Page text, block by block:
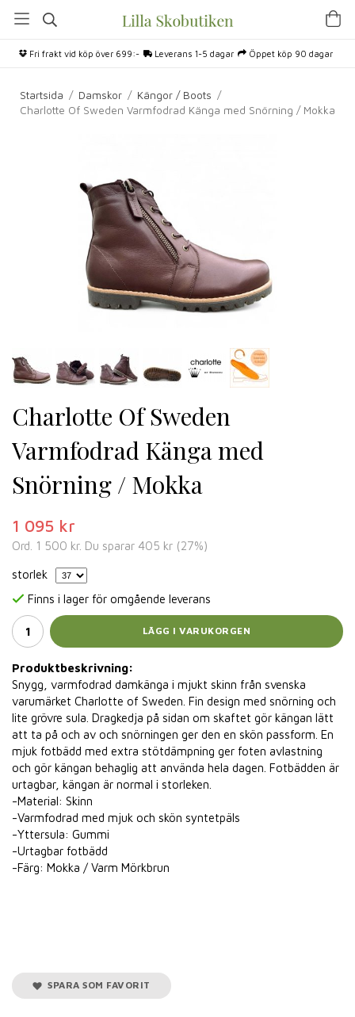
Fri frakt vid köp över 699:- Leverans 1-5 dagar Öppet köp 90 dagar
Startsida / Damskor / Kängor / Boots /
Charlotte Of Sweden Varmfodrad Känga med Snörning / Mokka
Charlotte Of Sweden
Varmfodrad Känga med
Snörning / Mokka
1 095 kr
Ord. 1 500 kr. Du sparar 405 kr (27%)
storlek
Finns i lager för omgående leverans
LÄGG I VARUKORGEN
Produktbeskrivning:
Snygg, varmfodrad damkänga i mjukt skinn från svenska
varumärket Charlotte of Sweden. Fin design med snörning och
lite grövre sula. Dragkedja på sidan om skaftet gör kängan lätt
att ta på och av och snörningen ger den en skön passform. En
mjuk fotbädd med extra stötdämpning ger foten avlastning
och gör kängan behaglig att använda hela dagen. Fotbädden är
urtagbar, kängan är normal i storleken.
-Material: Skinn
-Varmfodrad med mjuk och skön syntetpäls
-Yttersula: Gummi
-Urtagbar fotbädd
-Färg: Mokka / Varm Mörkbrun
SPARA SOM FAVORIT